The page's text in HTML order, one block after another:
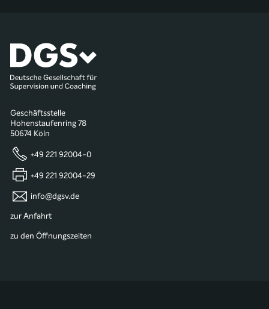
Geschäftsstelle
Hohenstaufenring 78
50674 Köln
+49 221 92004-0
+49 221 92004-29
info@dgsv.de
zur Anfahrt
zu den Öffnungszeiten